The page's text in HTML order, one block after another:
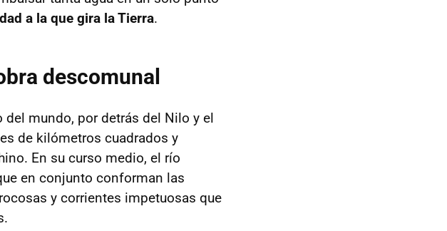
a la que gira la Tierra.
descomunal
del mundo, por detrás del Nilo y el
de kilómetros cuadrados y
En su curso medio, el río
en conjunto conforman las
y corrientes impetuosas que